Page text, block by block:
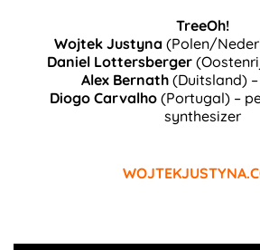
TreeOh!
Wojtek Justyna (Polen/
Daniel Lottersberger
Alex Bernath (Duitsland)
Diogo Carvalho (Portugal) –
synthesizer